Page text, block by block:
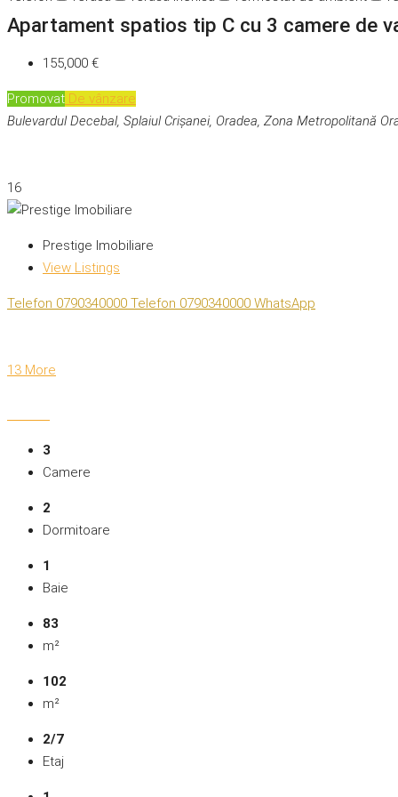
Apartament spatios tip C cu 3 camere de
155,000 €
Promovat De vânzare
Bulevardul Decebal, Splaiul Crișanei, Oradea, Zona Metropolitană
16
Prestige Imobiliare
View Listings
Telefon 0790340000 Telefon 0790340000 WhatsApp
13 More
3
Camere
2
Dormitoare
1
Baie
83
m²
102
m²
2/7
Etaj